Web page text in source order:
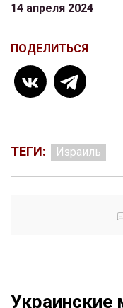
14 апреля 2024
ПОДЕЛИТЬСЯ
ТЕГИ: Израиль